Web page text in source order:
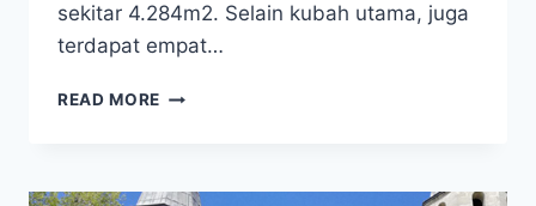
sekitar 4.284m2. Selain kubah utama, juga
terdapat empat…
READ MORE PROMO
CAPPADOCIA